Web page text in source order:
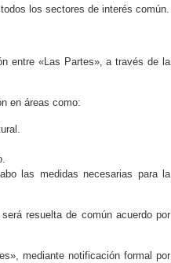
los sectores de interés común.
entre «Las Partes», a través de la
en áreas como:
las medidas necesarias para la
resuelta de común acuerdo por
mediante notificación formal por